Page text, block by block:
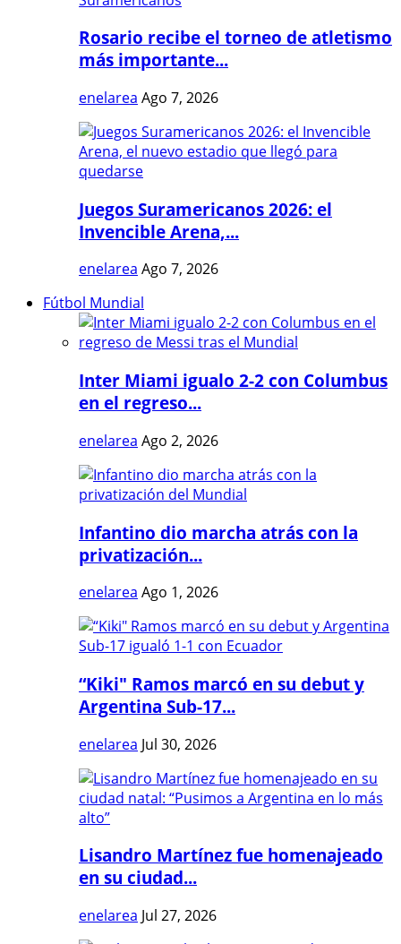
Rosario recibe el torneo de atletismo
más importante...
enelarea Ago 7, 2026
Juegos Suramericanos 2026: el
Invencible Arena,...
enelarea Ago 7, 2026
Fútbol Mundial
Inter Miami igualo 2-2 con Columbus
en el regreso...
enelarea Ago 2, 2026
Infantino dio marcha atrás con la
privatización...
enelarea Ago 1, 2026
“Kiki" Ramos marcó en su debut y
Argentina Sub-17...
enelarea Jul 30, 2026
Lisandro Martínez fue homenajeado
en su ciudad...
enelarea Jul 27, 2026